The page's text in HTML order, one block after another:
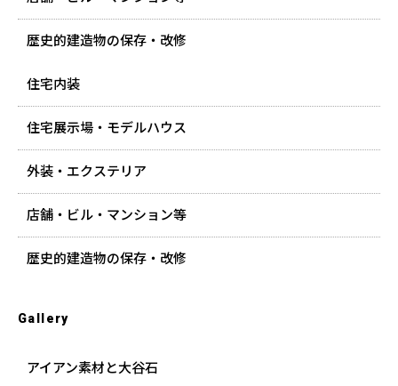
歴史的建造物の保存・改修
住宅内装
住宅展示場・モデルハウス
外装・エクステリア
店舗・ビル・マンション等
歴史的建造物の保存・改修
Gallery
アイアン素材と大谷石